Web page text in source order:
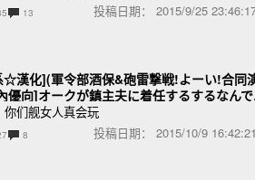
13 投稿日期： 2015/9/25
☆漢化](軍令部酒保&砲雷撃戦!よーい!合同
優向]オークが鎮主夫に着任するするなん
こしょん)
你们舰女人真会玩
8 投稿日期： 2015/10/9